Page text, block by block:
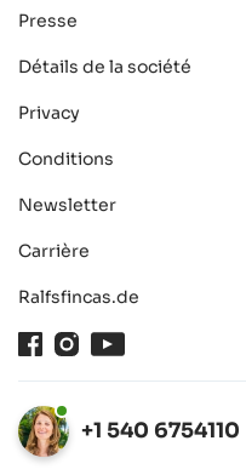
Presse
Détails de la société
Privacy
Conditions
Newsletter
Carrière
Ralfsfincas.de
FacebookInstagram
Ouvert
+1 540 6754110